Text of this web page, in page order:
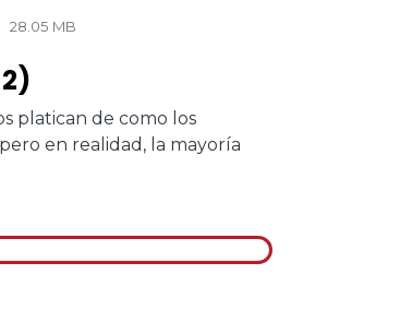
28.05 MB
platican de como los
en realidad, la mayoría